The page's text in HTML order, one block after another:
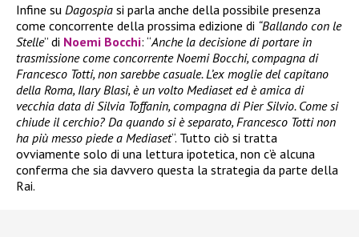
Infine su Dagospia si parla anche della possibile presenza
come concorrente della prossima edizione di “Ballando con le
Stelle” di Noemi Bocchi: “Anche la decisione di portare in
trasmissione come concorrente Noemi Bocchi, compagna di
Francesco Totti, non sarebbe casuale. L’ex moglie del capitano
della Roma, Ilary Blasi, è un volto Mediaset ed è amica di
vecchia data di Silvia Toffanin, compagna di Pier Silvio. Come si
chiude il cerchio? Da quando si è separato, Francesco Totti non
ha più messo piede a Mediaset“. Tutto ciò si tratta
ovviamente solo di una lettura ipotetica, non c’è alcuna
conferma che sia davvero questa la strategia da parte della
Rai.